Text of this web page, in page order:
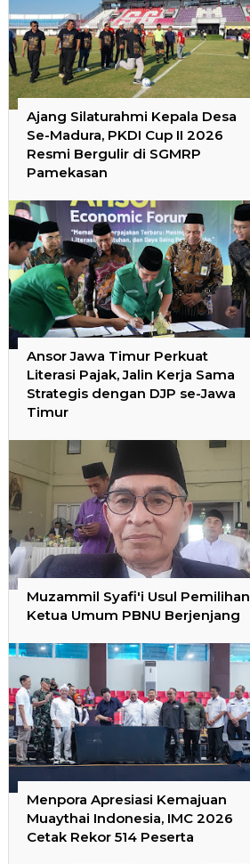
Ajang Silaturahmi Kepala Desa
Se-Madura, PKDI Cup II 2026
Resmi Bergulir di SGMRP
Pamekasan
Ansor Jawa Timur Perkuat
Literasi Pajak, Jalin Kerja Sama
Strategis dengan DJP se-Jawa
Timur
Muzammil Syafi'i Usul Pemilihan
Ketua Umum PBNU Berjenjang
Menpora Apresiasi Kemajuan
Muaythai Indonesia, IMC 2026
Cetak Rekor 514 Peserta